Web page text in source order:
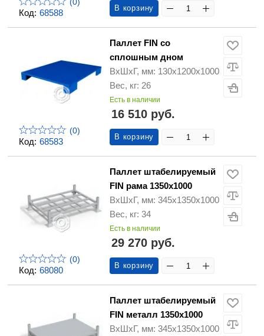
Код: 68588
(0)
В корзину
Код: 68583
(0)
Паллет FIN со
сплошным дном
ВхШхГ, мм: 130x1200x1000
Вес, кг: 26
Есть в наличии
16 510 руб.
В корзину
Код: 68080
(0)
Паллет штабелируемый
FIN рама 1350х1000
ВхШхГ, мм: 345x1350x1000
Вес, кг: 34
Есть в наличии
29 270 руб.
В корзину
Паллет штабелируемый
FIN металл 1350х1000
ВхШхГ, мм: 345x1350x1000